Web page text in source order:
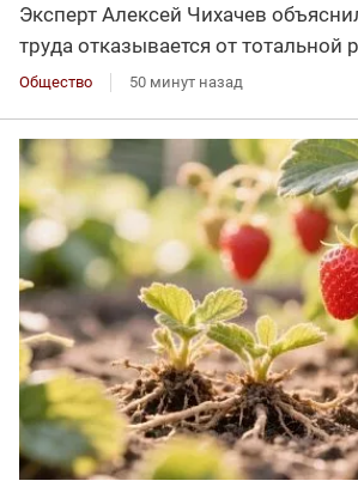
Эксперт Алексей Чихачев
труда отказывается от тотальной
Общество 50 минут назад